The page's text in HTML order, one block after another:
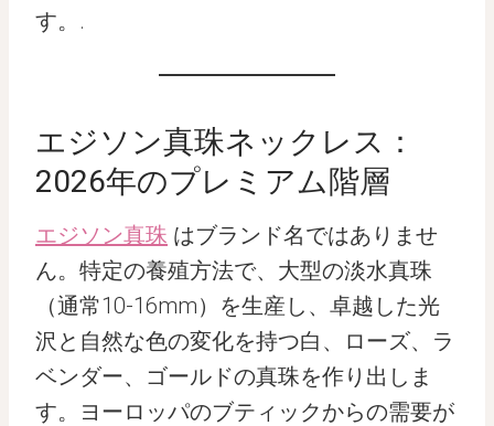
す。.
エジソン真珠ネックレス：
2026年のプレミアム階層
エジソン真珠 はブランド名ではありませ
ん。特定の養殖方法で、大型の淡水真珠
（通常10-16mm）を生産し、卓越した光
沢と自然な色の変化を持つ白、ローズ、ラ
ベンダー、ゴールドの真珠を作り出しま
す。ヨーロッパのブティックからの需要が